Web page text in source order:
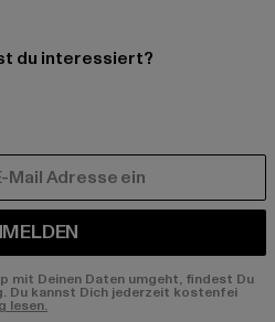
du interessiert?
mit Deinen Daten umgeht, findest Du
Du kannst Dich jederzeit kostenfei
lesen.